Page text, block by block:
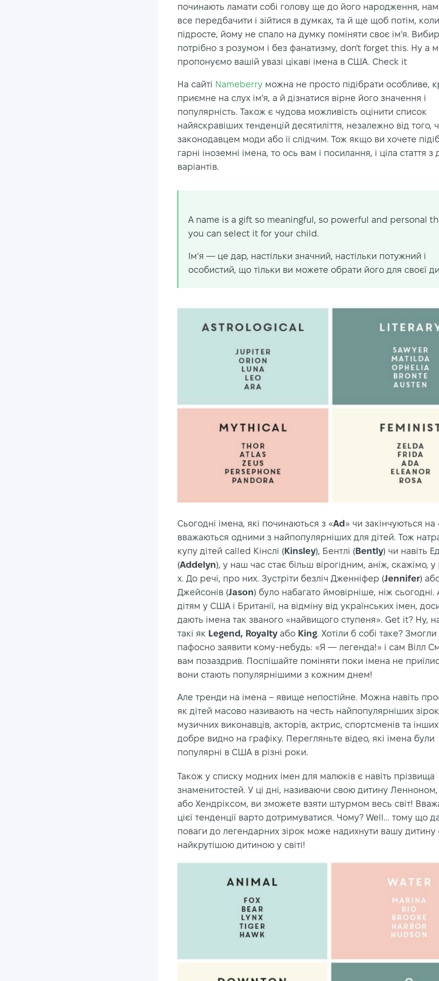
починають ламати собі голову ще до його народження,
все передбачити і зійтися в думках, та й ще щоб потім,
підросте, йому не спало на думку поміняти своє ім'я.
потрібно з розумом і без фанатизму, don't forget this. Ну а
пропонуємо вашій увазі цікаві імена в США. Check it
На сайті Nameberry можна не просто підібрати особливе,
приємне на слух ім'я, а й дізнатися вірне його значення і
популярність. Також є чудова можливість оцінити список
найяскравіших тенденцій десятиліття, незалежно від того,
законодавцем моди або її слідчим. Тож якщо ви хочете
гарні іноземні імена, то ось вам і посилання, і ціла стаття
варіантів.
A name is a gift so meaningful, so powerful and personal
you can select it for your child.
Ім’я — це дар, настільки значний, настільки потужний і
особистий, що тільки ви можете обрати його для своєї
Сьогодні імена, які починаються з «Ad» чи закінчуються на
вважаються одними з найпопулярніших для дітей. Тож
купу дітей called Кінслі (Kinsley), Бентлі (Bently) чи навіть
(Addelyn), у наш час стає більш вірогідним, аніж, скажімо,
х. До речі, про них. Зустріти безліч Дженніфер (Jennifer)
Джейсонів (Jason) було набагато ймовірніше, ніж сьогодні.
дітям у США і Британії, на відміну від українських імен,
дають імена так званого «найвищого ступеня». Get it? Ну,
такі як Legend, Royalty або King. Хотіли б собі таке? Змогли
пафосно заявити кому-небудь: «Я — легенда!» і сам Вілл
вам позаздрив. Поспішайте поміняти поки імена не
вони стають популярнішими з кожним днем!
Але тренди на імена – явище непостійне. Можна навіть
як дітей масово називають на честь найпопулярніших
музичних виконавців, акторів, актрис, спортсменів та
добре видно на графіку. Перегляньте відео, які імена були
популярні в США в різні роки.
Також у списку модних імен для малюків є навіть прізвища
знаменитостей. У ці дні, називаючи свою дитину
або Хендріксом, ви зможете взяти штурмом весь світ!
цієї тенденції варто дотримуватися. Чому? Well... тому що
поваги до легендарних зірок може надихнути вашу дитину
найкрутішою дитиною у світі!